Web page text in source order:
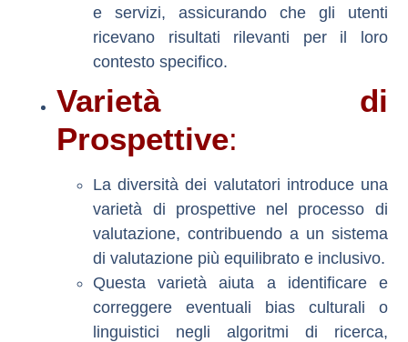
e servizi, assicurando che gli utenti
ricevano risultati rilevanti per il loro
contesto specifico.
Varietà di
Prospettive:
La diversità dei valutatori introduce una
varietà di prospettive nel processo di
valutazione, contribuendo a un sistema
di valutazione più equilibrato e inclusivo.
Questa varietà aiuta a identificare e
correggere eventuali bias culturali o
linguistici negli algoritmi di ricerca,